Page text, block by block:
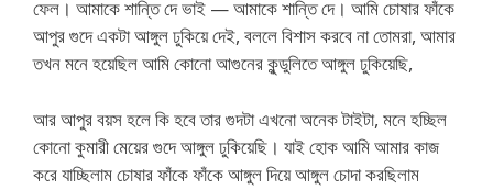
ফেল। আমাকে শান্তি দে ভাই — আমাকে শান্তি দে। আমি চোষার ফাঁকে
আপুর গুদে একটা আঙ্গুল ঢুকিয়ে দেই, বললে বিশাস করবে না তোমরা, আমার
তখন মনে হয়েছিল আমি কোনো আগুনের কুন্ডুলিতে আঙ্গুল ঢুকিয়েছি,
আর আপুর বয়স হলে কি হবে তার গুদটা এখনো অনেক টাইটা, মনে হচ্ছিল
কোনো কুমারী মেয়ের গুদে আঙ্গুল ঢুকিয়েছি। যাই হোক আমি আমার কাজ
করে যাচ্ছিলাম চোষার ফাঁকে ফাঁকে আঙ্গুল দিয়ে আঙ্গুল চোদা করছিলাম